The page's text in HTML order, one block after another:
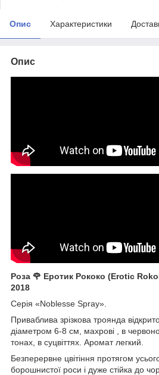
Опис Характеристики
Опис
Роза 🌹 Еротик Рококо (Erotic
2018
Серія «Noblesse Spray».
Приваблива зрізкова троянда
діаметром 6-8 см, махрові , в
тонах, в суцвіттях. Аромат легкий.
Безперервне цвітіння протягом
борошнистої роси і дуже стійка до